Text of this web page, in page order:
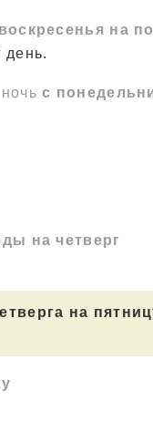
на
день.
ночьс
на четверг
на